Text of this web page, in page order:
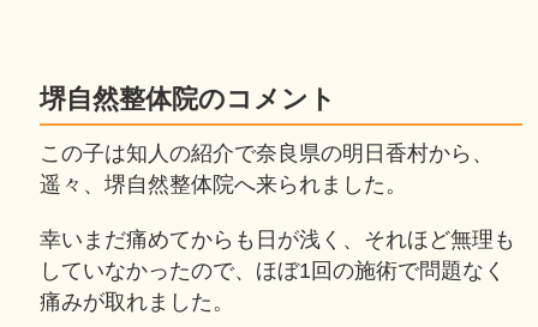
堺自然整体院のコメント
この子は知人の紹介で奈良県の明日香村から、
遥々、堺自然整体院へ来られました。
幸いまだ痛めてからも日が浅く、それほど無理も
していなかったので、ほぼ1回の施術で問題なく
痛みが取れました。